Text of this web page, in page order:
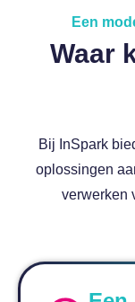
Een
Waar
Bij InSpark
oplossingen
verwerken